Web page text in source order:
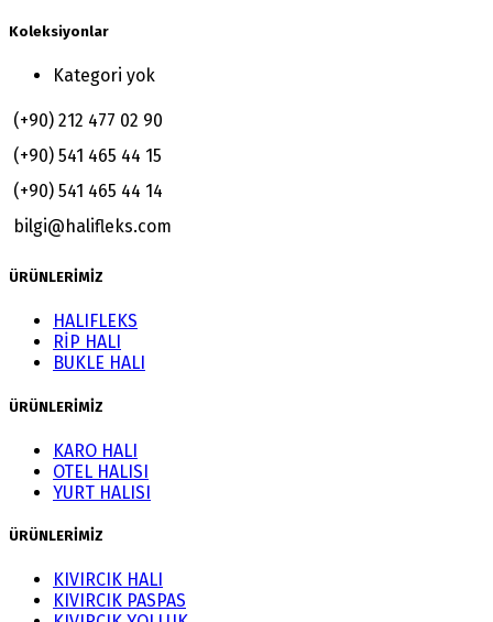
Koleksiyonlar
Kategori yok
(+90) 212 477 02 90
(+90) 541 465 44 15
(+90) 541 465 44 14
bilgi@halifleks.com
ÜRÜNLERİMİZ
HALIFLEKS
RİP HALI
BUKLE HALI
ÜRÜNLERİMİZ
KARO HALI
OTEL HALISI
YURT HALISI
ÜRÜNLERİMİZ
KIVIRCIK HALI
KIVIRCIK PASPAS